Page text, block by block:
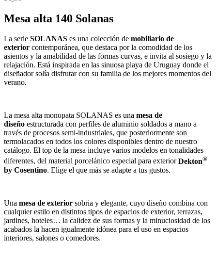
Mesa alta 140 Solanas
La serie SOLANAS es una colección de mobiliario de
exterior contemporánea, que destaca por la comodidad de los
asientos y la amabilidad de las formas curvas, e invita al sosiego y la
relajación. Está inspirada en las sinuosa playa de Uruguay donde el
diseñador solía disfrutar con su familia de los mejores momentos del
verano.
La mesa alta monopata SOLANAS es una mesa de
diseño estructurada con perfiles de aluminio soldados a mano a
través de procesos semi-industriales, que posteriormente son
termolacados en todos los colores disponibles dentro de nuestro
catálogo. El top de la mesa incluye varios modelos en tonalidades
diferentes, del material porcelánico especial para exteriorDekton®
by Cosentino. Elige el que más se adapte a tus gustos.
Una mesa de exterior sobria y elegante, cuyo diseño combina con
cualquier estilo en distintos tipos de espacios de exterior, terrazas,
jardines, hoteles… la calidez de sus formas y la minuciosidad de los
acabados la hacen igualmente idónea para el uso en espacios
interiores, salones o comedores.